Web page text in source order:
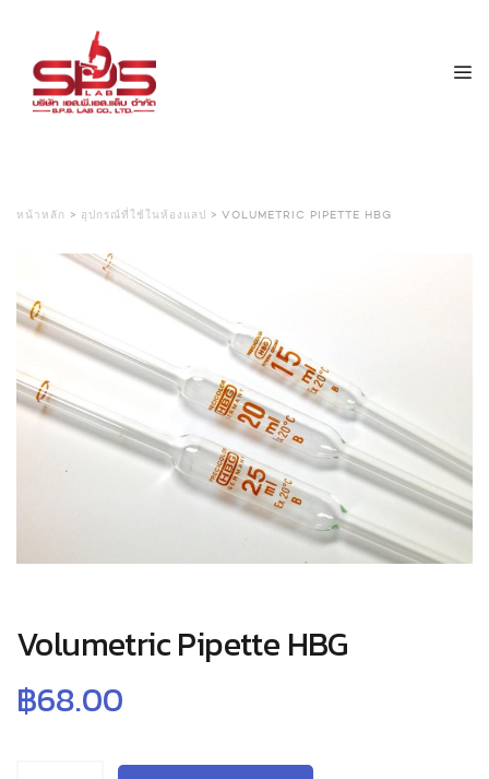
หน้าหลัก > อุปกรณ์ที่ใช้ในห้องแลป > VOLUMETRIC PIPETTE HBG
Volumetric Pipette HBG
฿68.00